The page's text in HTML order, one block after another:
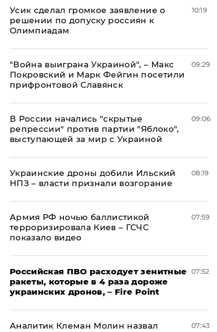
Усик сделал громкое заявление о
решении по допуску россиян к
Олимпиадам
10:19
"Война выиграна Украиной", – Макс
Покровский и Марк Фейгин посетили
прифронтовой Славянск
09:29
В России начались "скрытые
репрессии" против партии "Яблоко",
выступающей за мир с Украиной
09:06
Украинские дроны добили Ильский
НПЗ – власти признали возгорание
08:19
Армия РФ ночью баллистикой
терроризировала Киев – ГСЧС
показало видео
07:59
Российская ПВО расходует зенитные
ракеты, которые в 4 раза дороже
украинских дронов, – Fire Point
07:52
Аналитик Клеман Молин назвал
07:43